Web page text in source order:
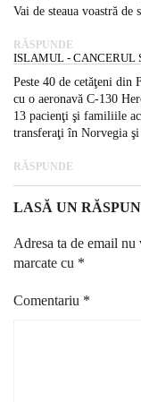
Vai de steaua voastră de
RĂSPUNDE
ISLAMUL - CANCERUL
Peste 40 de cetăţeni din
cu o aeronavă C-130
13 pacienţi şi familiile
transferaţi în Norvegia şi
RĂSPUNDE
LASĂ UN
Adresa ta de email
marcate cu *
Comentariu *